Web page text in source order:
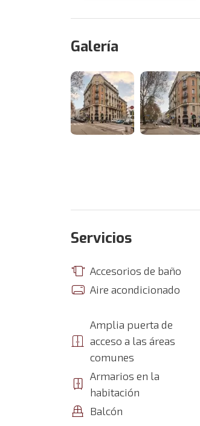
Galería
Servicios
Accesorios de baño
Aire acondicionado
Amplia puerta de
acceso a las áreas
comunes
Armarios en la
habitación
Balcón